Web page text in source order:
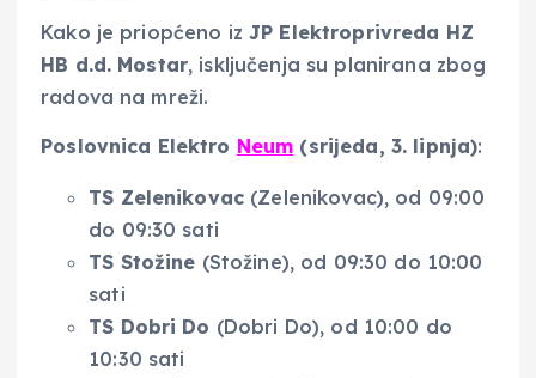
Kako je priopćeno izJP Elektroprivreda HZ
HB d.d. Mostar, isključenja su planirana zbog
radova na mreži.
Poslovnica Elektro Neum (srijeda, 3. lipnja):
TS Zelenikovac (Zelenikovac), od 09:00
do 09:30 sati
TS Stožine (Stožine), od 09:30 do 10:00
sati
TS Dobri Do (Dobri Do), od 10:00 do
10:30 sati